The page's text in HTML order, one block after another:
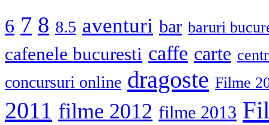
6 7 8 8.5 aventuri bar baruri
cafenele bucuresti caffe carte
concursuri online dragoste Filme
2011 filme 2012 filme 2013